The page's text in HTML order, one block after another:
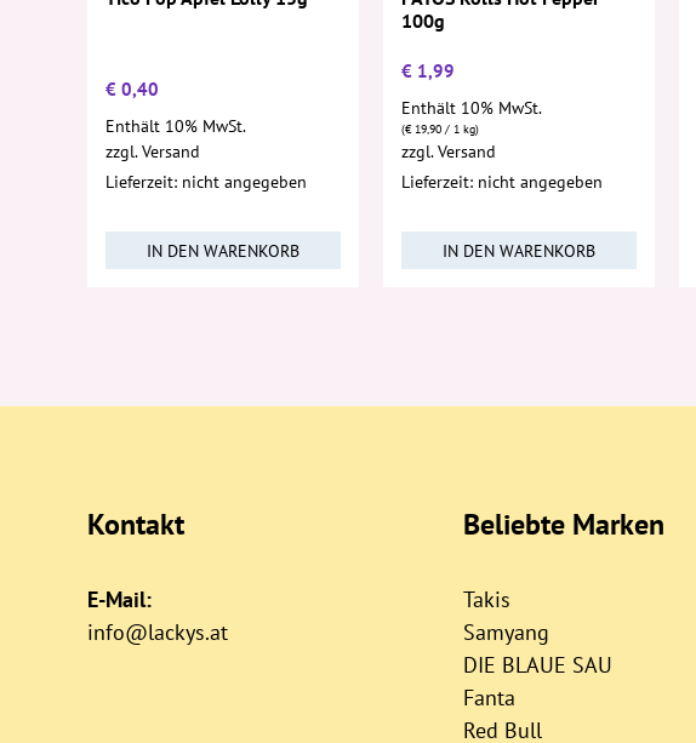
€ 0,40
Enthält 10% MwSt.
zzgl.Versand
Lieferzeit: nicht angegeben
IN DEN WARENKORB
100g
€ 1,99
Enthält 10% MwSt.
(€19,90 / 1 kg)
zzgl.Versand
Lieferzeit: nicht angegeben
IN DEN WARENKORB
Kontakt
E-Mail:
info@lackys.at
Beliebte Marken
Takis
Samyang
DIE BLAUE SAU
Fanta
Red Bull